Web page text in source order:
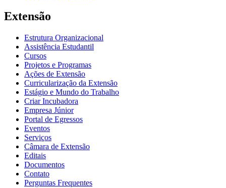
Extensão
Estrutura Organizacional
Assistência Estudantil
Cursos
Projetos e Programas
Ações de Extensão
Curricularização da Extensão
Estágio e Mundo do Trabalho
Criar Incubadora
Empresa Júnior
Portal de Egressos
Eventos
Serviços
Câmara de Extensão
Editais
Documentos
Contato
Perguntas Frequentes